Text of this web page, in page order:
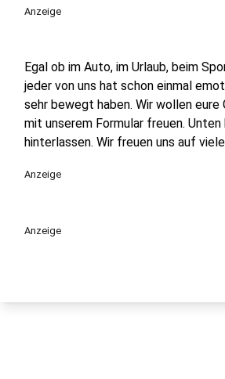
Anzeige
Egal ob im Auto, im Urlaub, beim
jeder von uns hat schon einmal
sehr bewegt haben. Wir wollen eure
mit unserem Formular freuen.
hinterlassen. Wir freuen uns auf
Anzeige
Anzeige